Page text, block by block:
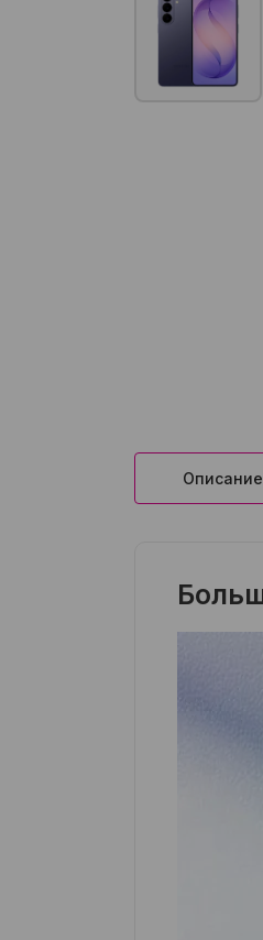
Описание